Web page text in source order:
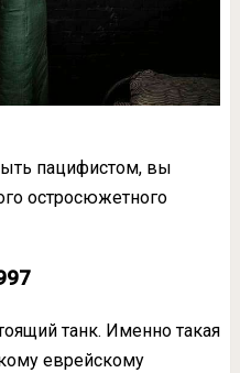
пацифистом, вы
остросюжетного
танк. Именно такая
еврейскому